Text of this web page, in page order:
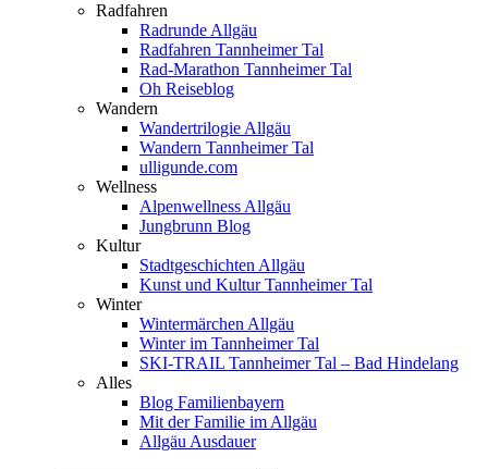
Radfahren
Radrunde Allgäu
Radfahren Tannheimer Tal
Rad-Marathon Tannheimer Tal
Oh Reiseblog
Wandern
Wandertrilogie Allgäu
Wandern Tannheimer Tal
ulligunde.com
Wellness
Alpenwellness Allgäu
Jungbrunn Blog
Kultur
Stadtgeschichten Allgäu
Kunst und Kultur Tannheimer Tal
Winter
Wintermärchen Allgäu
Winter im Tannheimer Tal
SKI-TRAIL Tannheimer Tal – Bad Hindelang
Alles
Blog Familienbayern
Mit der Familie im Allgäu
Allgäu Ausdauer